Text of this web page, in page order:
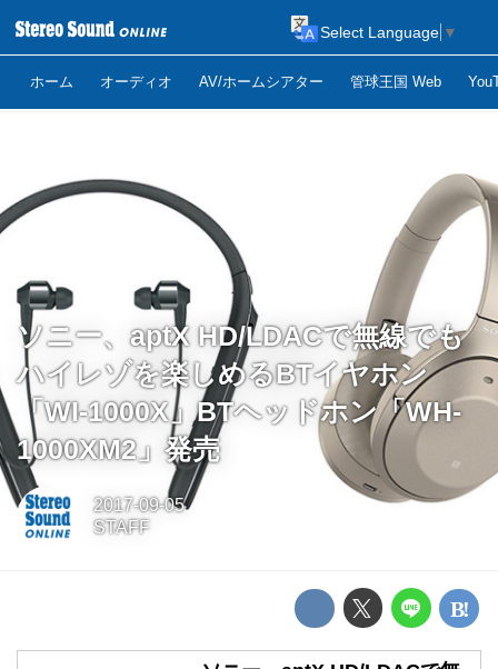
ホーム オーディオ AV/ホームシアター 管球王国 Web
Select Language ▼
ソニー、aptX HD/LDACで無線でも
ハイレゾを楽しめるBTイヤホン
「WI-1000X」BTヘッドホン「WH-
1000XM2」発売
2017-09-05
STAFF